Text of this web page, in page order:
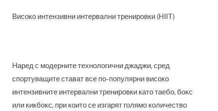
Високо интензивни интервални тренировки (HIIT)
Наред с модерните технологични джаджи, сред
спортуващите стават все по-популярни високо
интензивните интервални тренировки като таебо, бокс
или кикбокс, при които се изгарят голямо количество